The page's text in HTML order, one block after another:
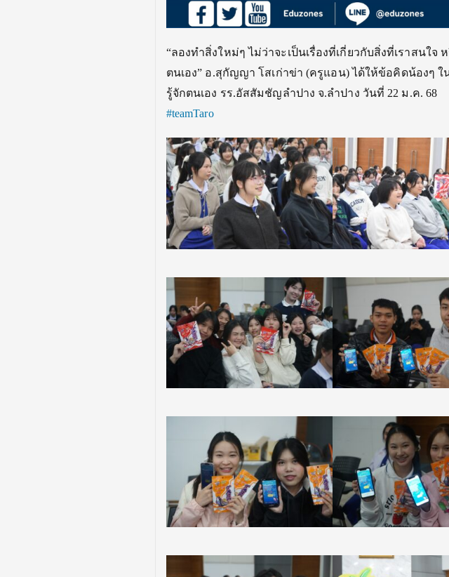
“ลองทำสิ่งใหม่ๆ ไม่ว่าจะเป็นเรื่องที่เกี่ยวกับสิ่งที่เราสนใ
ตนเอง” อ.สุกัญญา โสเก่าข่า (ครูแอน) ได้ให้ข้อคิดน้องๆ ใน
รู้จักตนเอง รร.อัสสัมชัญลำปาง จ.ลำปาง วันที่ 22 ม.ค. 68
#teamTaro